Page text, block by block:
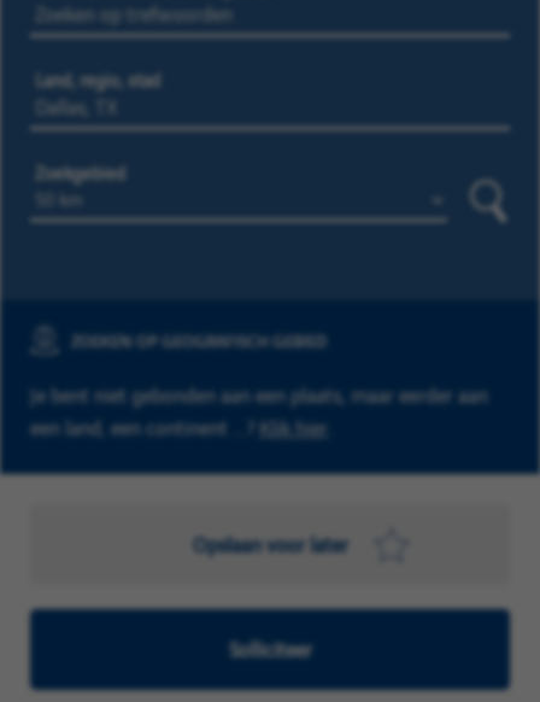
Land, regio, stad
Zoekgebied
ZOEKEN OP GEOGRAFISCH GEBIED
Je bent niet gebonden aan een plaats, maar eerder aan
een land, een continent ...? Klik hier
Opslaan voor later
Solliciteer